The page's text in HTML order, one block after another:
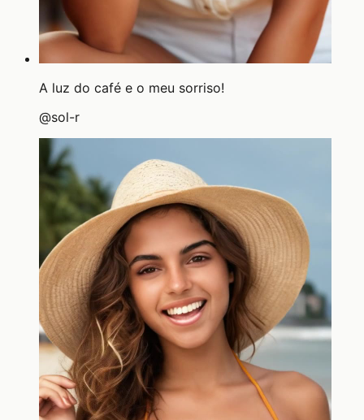
A luz do café e o meu sorriso!
@sol-r